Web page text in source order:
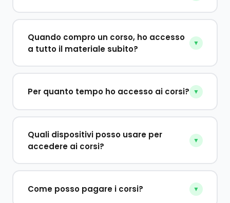
Quando compro un corso, ho accesso
a tutto il materiale subito?
▼
Per quanto tempo ho accesso ai corsi? ▼
Quali dispositivi posso usare per
accedere ai corsi?
▼
Come posso pagare i corsi? ▼